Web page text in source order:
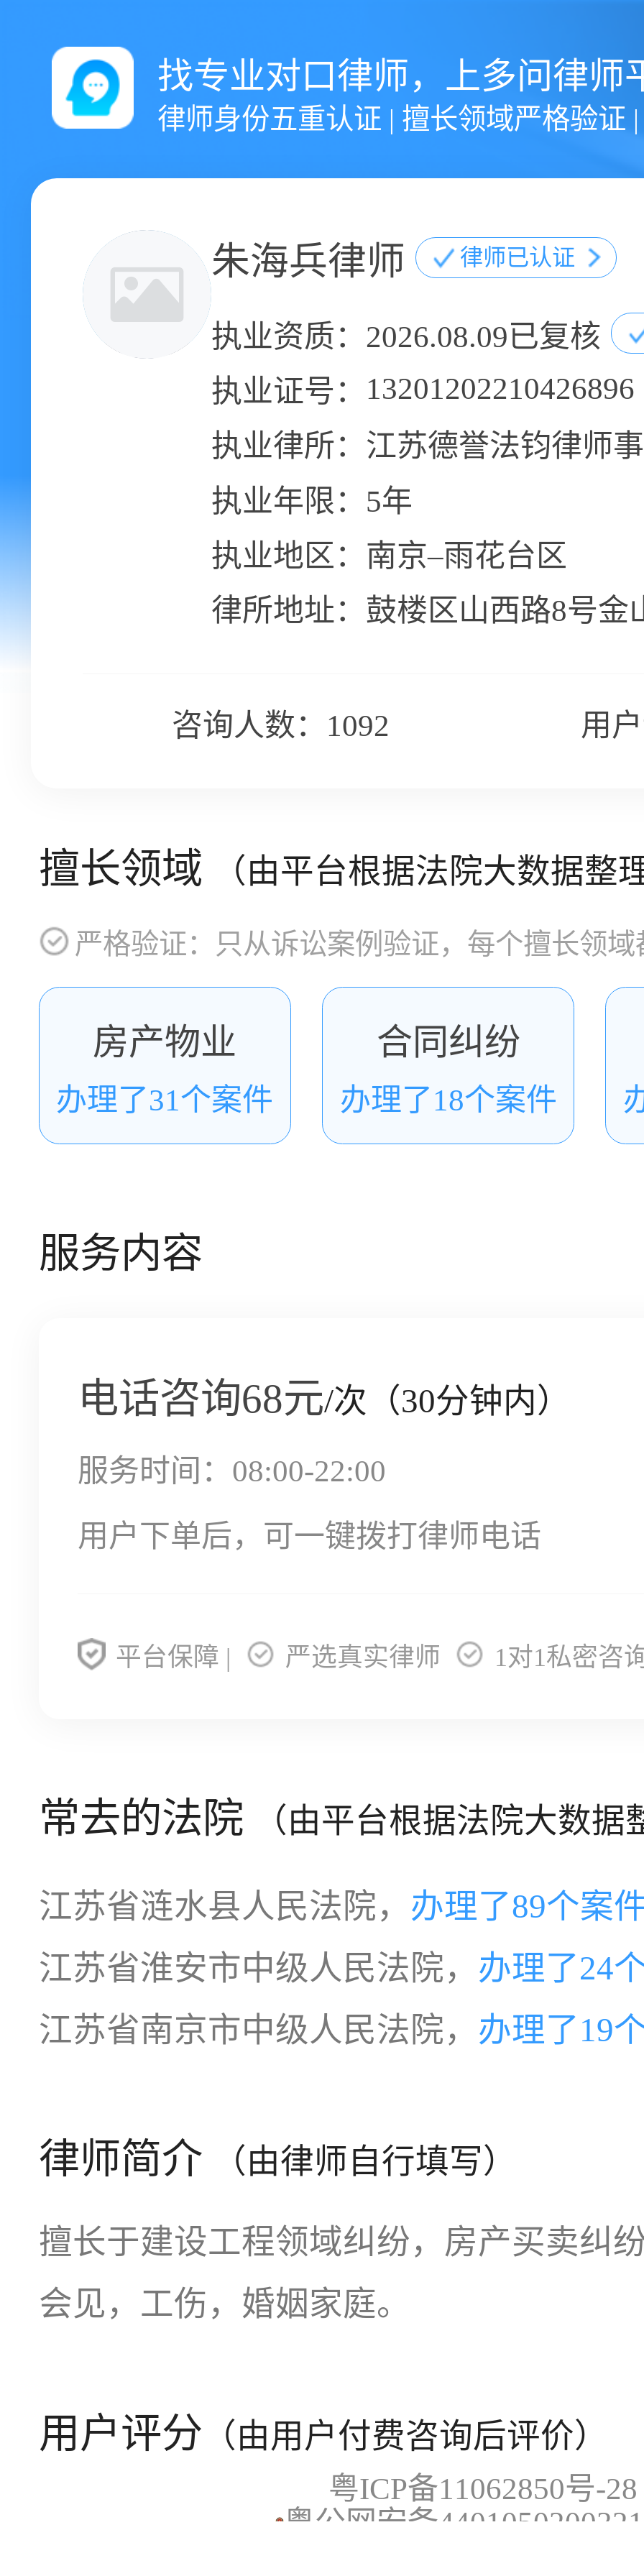
找专业对口律师，上多问律师
律师身份五重认证 | 擅长领域严格验证
朱海兵律师 律师已认证
执业资质： 2026.08.09已复核
执业证号： 13201202210426896
执业律所： 江苏德誉法钧律师
执业年限： 5年
执业地区： 南京–雨花台区
律所地址： 鼓楼区山西路8号金
咨询人数：1092 用
擅长领域 （由平台根据法院大数据整
严格验证：只从诉讼案例验证，每个擅长领
房产物业
办理了31个案件
合同纠纷
办理了18个案件
服务内容
电话咨询68元/次（30分钟内）
服务时间：08:00-22:00
用户下单后，可一键拨打律师电话
平台保障 | 严选真实律师 1对1私密咨
常去的法院 （由平台根据法院大数据
江苏省涟水县人民法院， 办理了89个案
江苏省淮安市中级人民法院， 办理了24
江苏省南京市中级人民法院， 办理了19
律师简介 （由律师自行填写）
擅长于建设工程领域纠纷，房产买卖纠
会见，工伤，婚姻家庭。
用户评分 （由用户付费咨询后评价）
粤ICP备11062850号-28
粤公网安备